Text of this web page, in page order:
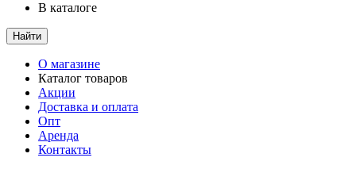
в каталоге
Найти
О магазине
Каталог товаров
Акции
Доставка и оплата
Опт
Аренда
Контакты